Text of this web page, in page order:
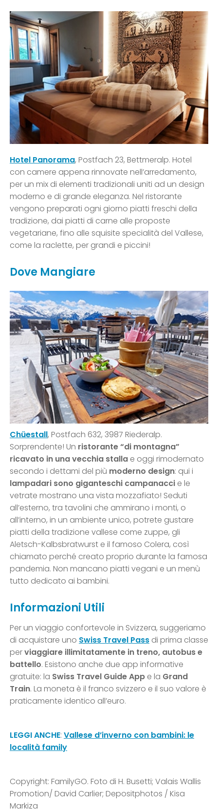
Hotel Panorama, Postfach 23, Bettmeralp. Hotel
con camere appena rinnovate nell’arredamento,
per un mix di elementi tradizionali uniti ad un design
moderno e di grande eleganza. Nel ristorante
vengono preparati ogni giorno piatti freschi della
tradizione, dai piatti di carne alle proposte
vegetariane, fino alle squisite specialità del Vallese,
come la raclette, per grandi e piccini!
Dove Mangiare
Chüestall, Postfach 632, 3987 Riederalp.
Sorprendente! Un ristorante “di montagna”
ricavato in una vecchia stalla e oggi rimodernato
secondo i dettami del più moderno design: qui i
lampadari sono giganteschi campanacci e le
vetrate mostrano una vista mozzafiato! Seduti
all’esterno, tra tavolini che ammirano i monti, o
all’interno, in un ambiente unico, potrete gustare
piatti della tradizione vallese come zuppe, gli
Aletsch-Kalbsbratwurst e il famoso Colera, così
chiamato perché creato proprio durante la famosa
pandemia. Non mancano piatti vegani e un menù
tutto dedicato ai bambini.
Informazioni Utili
Per un viaggio confortevole in Svizzera, suggeriamo
di acquistare uno Swiss Travel Pass di prima classe
perviaggiare illimitatamente in treno, autobus e
battello. Esistono anche due app informative
gratuite: la Swiss Travel Guide App e la Grand
Train. La moneta è il franco svizzero e il suo valore è
praticamente identico all’euro.
LEGGI ANCHE: Vallese d’inverno con bambini: le
località family
Copyright: FamilyGO. Foto di H. Busetti; Valais Wallis
Promotion/ David Carlier; Depositphotos / Kisa
Markiza